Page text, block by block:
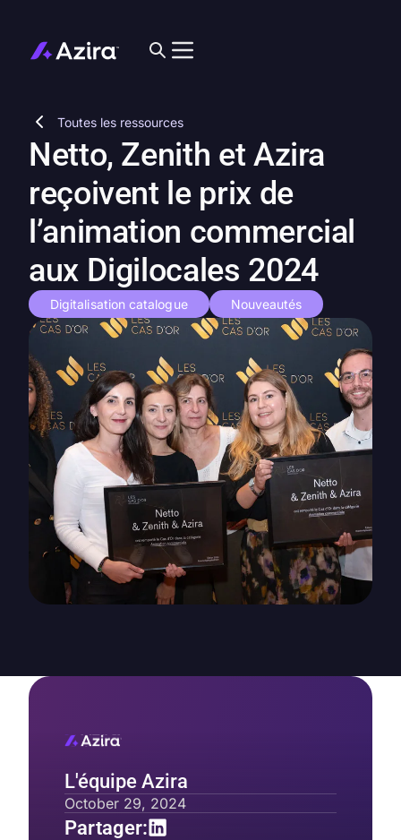
Toutes les ressources
Netto, Zenith et Azira
reçoivent le prix de
l’animation commercial
aux Digilocales 2024
Digitalisation catalogue Nouveautés
L'équipe Azira
October 29, 2024
Partager: